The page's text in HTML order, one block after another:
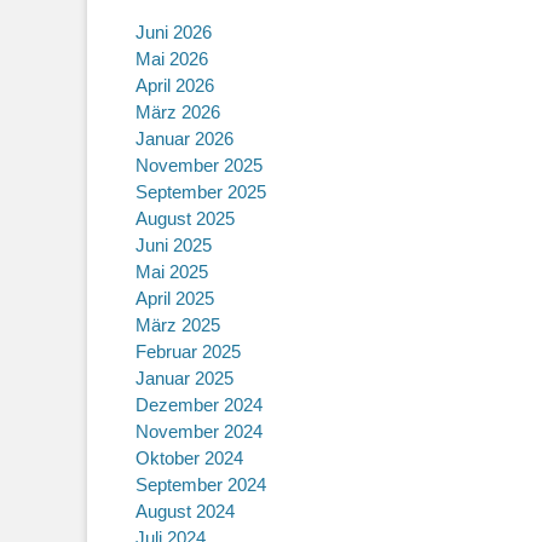
Juni 2026
Mai 2026
April 2026
März 2026
Januar 2026
November 2025
September 2025
August 2025
Juni 2025
Mai 2025
April 2025
März 2025
Februar 2025
Januar 2025
Dezember 2024
November 2024
Oktober 2024
September 2024
August 2024
Juli 2024